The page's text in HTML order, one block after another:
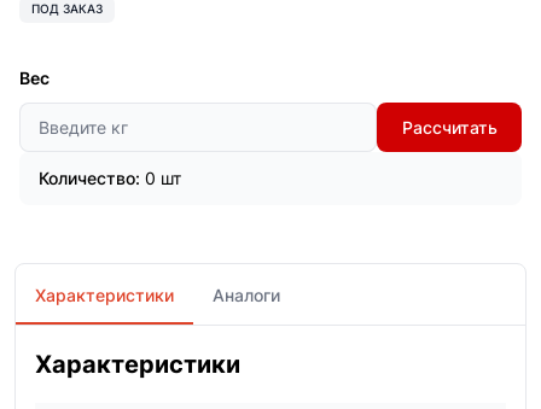
ПОД ЗАКАЗ
Вес
Рассчитать
Количество: 0 шт
Характеристики Аналоги
Характеристики